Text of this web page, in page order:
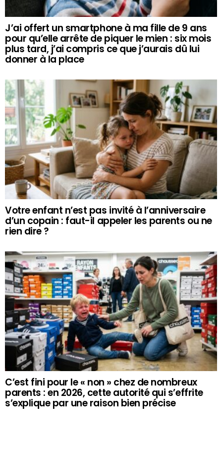
J’ai offert un smartphone à ma fille de 9 ans
pour qu’elle arrête de piquer le mien : six mois
plus tard, j’ai compris ce que j’aurais dû lui
donner à la place
Votre enfant n’est pas invité à l’anniversaire
d’un copain : faut-il appeler les parents ou ne
rien dire ?
C’est fini pour le « non » chez de nombreux
parents : en 2026, cette autorité qui s’effrite
s’explique par une raison bien précise